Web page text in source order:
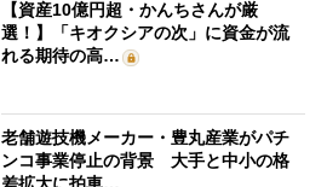
【資産10億円超・かんちさんが厳
選！】「キオクシアの次」に資金が流
れる期待の高…
老舗遊技機メーカー・豊丸産業がパチ
ンコ事業停止の背景 大手と中小の格
差拡大に拍車…